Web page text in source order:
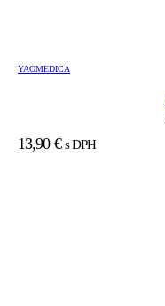
YAOMEDICA
13,90 € s DPH